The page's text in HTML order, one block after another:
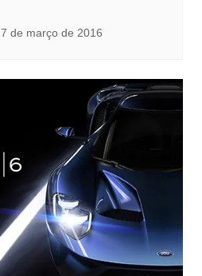
7 de março de 2016